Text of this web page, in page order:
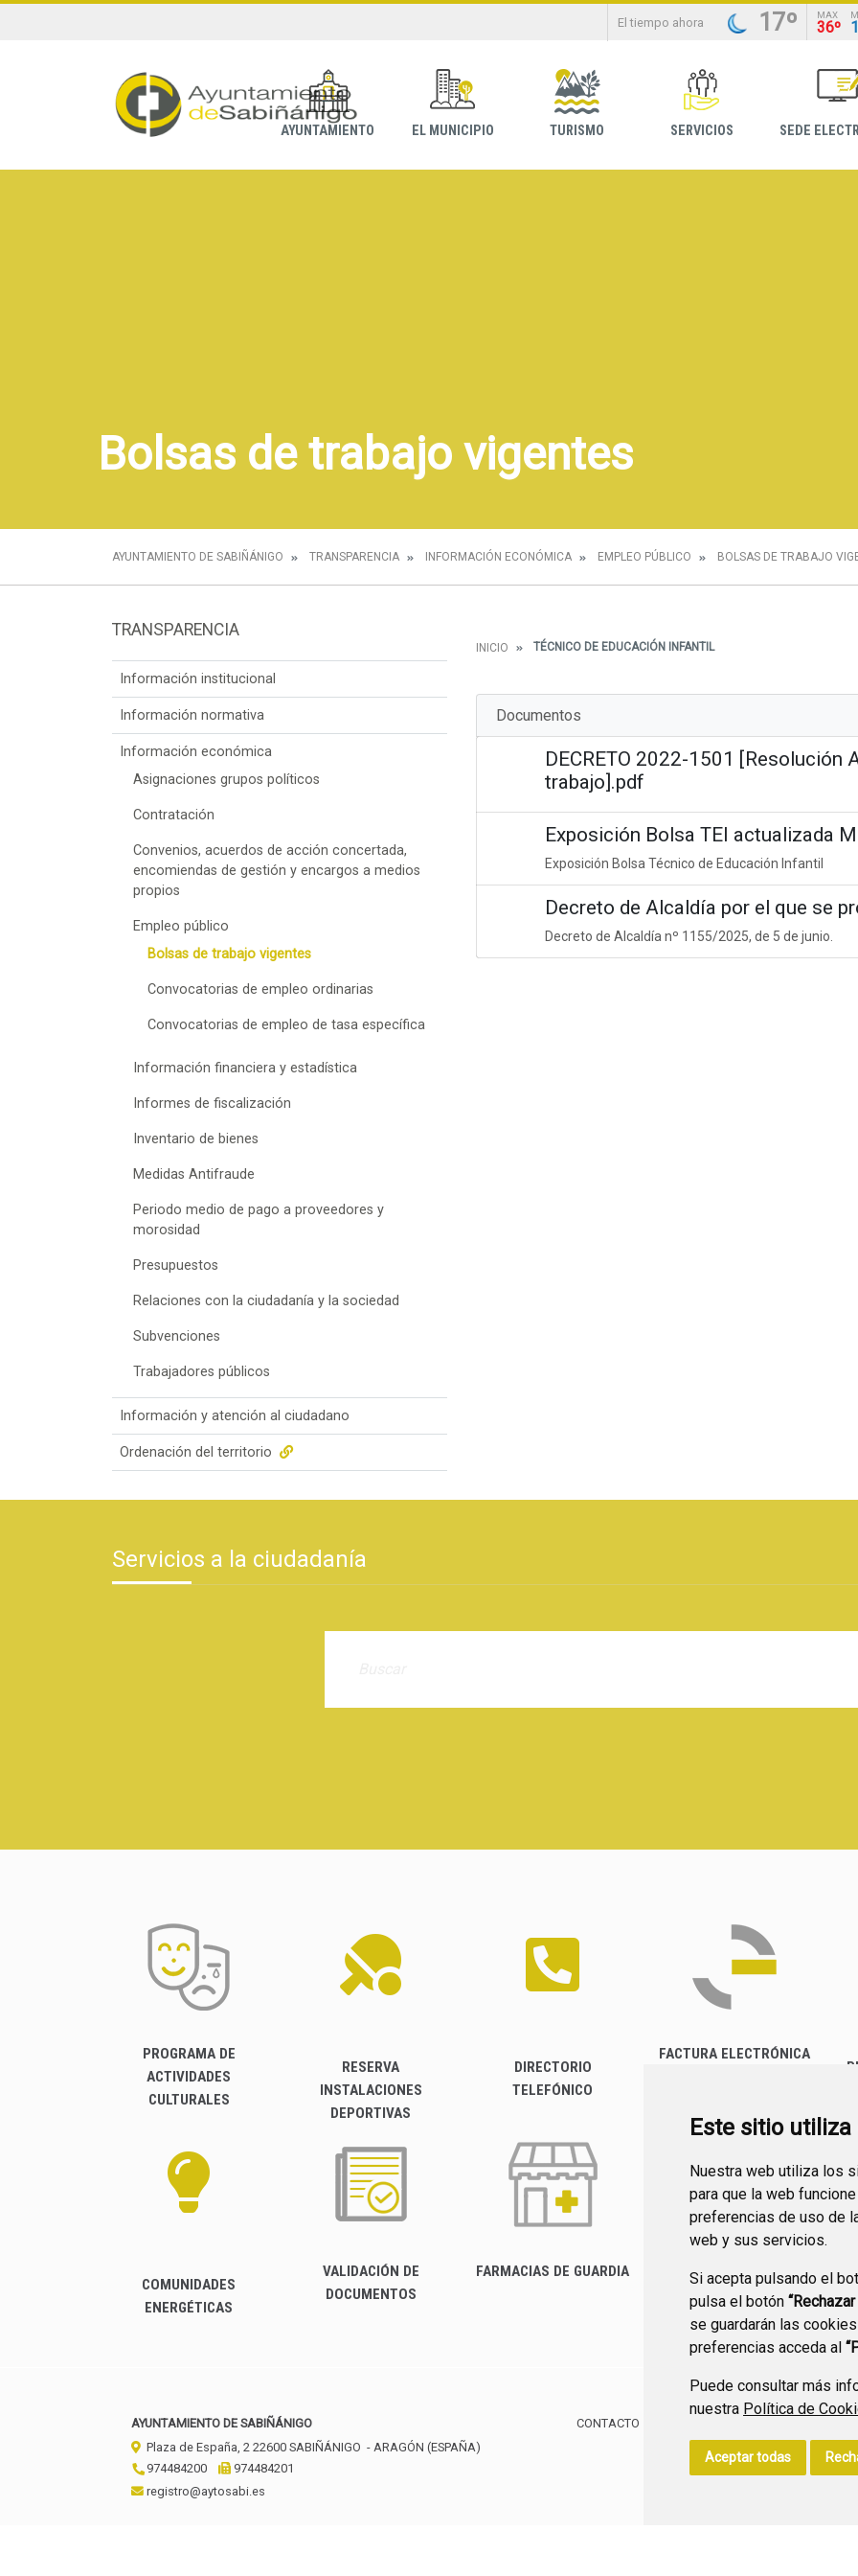
Este sitio
Nuestra web utiliza los
para que la web
preferencias de uso de
web y sus servicios.
Si acepta pulsando el
pulsa el botón
se guardarán las
preferencias acceda al
Puede consultar más
nuestra Política de
Aceptar todas
El tiempo ahora 17º MAX
36º
AYUNTAMIENTO EL MUNICIPIO TURISMO SERVICIOS SEDE
Bolsas de trabajo vigentes
AYUNTAMIENTO DE SABIÑÁNIGO TRANSPARENCIA INFORMACIÓN ECONÓMICA EMPLEO PÚBLICO BOLSAS DE TRABAJO
TRANSPARENCIA
Información institucional
Información normativa
Información económica
Asignaciones grupos políticos
Contratación
Convenios, acuerdos de acción concertada,
encomiendas de gestión y encargos a medios
propios
Empleo público
Bolsas de trabajo vigentes
Convocatorias de empleo ordinarias
Convocatorias de empleo de tasa específica
Información financiera y estadística
Informes de fiscalización
Inventario de bienes
Medidas Antifraude
Periodo medio de pago a proveedores y
morosidad
Presupuestos
Relaciones con la ciudadanía y la sociedad
Subvenciones
Trabajadores públicos
Información y atención al ciudadano
Ordenación del territorio
INICIO TÉCNICO DE EDUCACIÓN INFANTIL
Documentos
DECRETO 2022-1501 [Resolución
trabajo].pdf
Exposición Bolsa TEI actualizada
Exposición Bolsa Técnico de Educación Infantil
Decreto de Alcaldía por el que se
Decreto de Alcaldía nº 1155/2025, de 5 de junio.
Servicios a la ciudadanía
PROGRAMA DE
ACTIVIDADES
CULTURALES
RESERVA
INSTALACIONES
DEPORTIVAS
DIRECTORIO
TELEFÓNICO
FACTURA ELECTRÓNICA
COMUNIDADES
ENERGÉTICAS
VALIDACIÓN DE
DOCUMENTOS
FARMACIAS DE GUARDIA
CANAL YOUTUBE
AYUNTAMIENTO DE SABIÑÁNIGO
Plaza de España, 2 22600 SABIÑÁNIGO - ARAGÓN (ESPAÑA)
974484200
974484201
registro@aytosabi.es
CONTACTO